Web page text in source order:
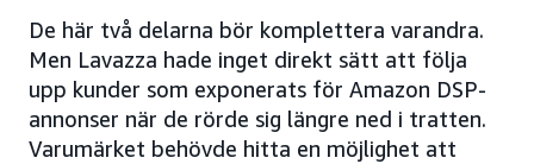
De här två delarna bör komplettera varandra.
Men Lavazza hade inget direkt sätt att följa
upp kunder som exponerats för Amazon DSP-
annonser när de rörde sig längre ned i tratten.
Varumärket behövde hitta en möjlighet att